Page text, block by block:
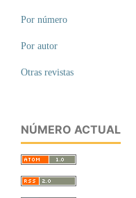
Por número
Por autor
Otras revistas
NÚMERO ACTUAL